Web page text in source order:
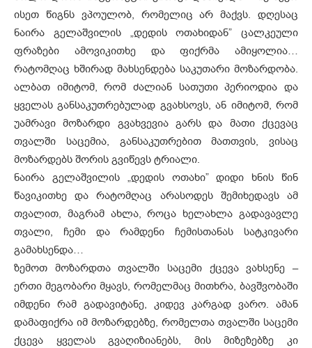
ისეთ წიგნს ვპოულობ, რომელიც არ მაქვს. დღესაც
ნაირა გელაშვილის „დედის ოთახიდან” ცალკეული
ფრაზები ამოვიკითხე და ფიქრმა ამიყოლია…
რატომღაც ხშირად მახსენდება საკუთარი მოზარდობა.
ალბათ იმიტომ, რომ ძალიან სათუთი პერიოდია და
ყველას განსაკუთრებულად გვახსოვს, ან იმიტომ, რომ
უამრავი მოზარდი გვახვევია გარს და მათი ქცევაც
თვალში საცემია, განსაკუთრებით მათთვის, ვისაც
მოზარდებს შორის გვიწევს ტრიალი.
ნაირა გელაშვილის „დედის ოთახი” დიდი ხნის წინ
წავიკითხე და რატომღაც არასოდეს შემიხედავს ამ
თვალით, მაგრამ ახლა, როცა ხელახლა გადავავლე
თვალი, ჩემი და რამდენი ჩემისთანას სატკივარი
გამახსენდა…
ზემოთ მოზარდთა თვალში საცემი ქცევა ვახსენე –
ერთი მეგობარი მყავს, რომელმაც მითხრა, ბავშვობაში
იმდენი რამ გადავიტანე, კიდევ კარგად ვარო. ამან
დამაფიქრა იმ მოზარდებზე, რომელთა თვალში საცემი
ქცევა ყველას გვაღიზიანებს, მის მიზეზებზე კი